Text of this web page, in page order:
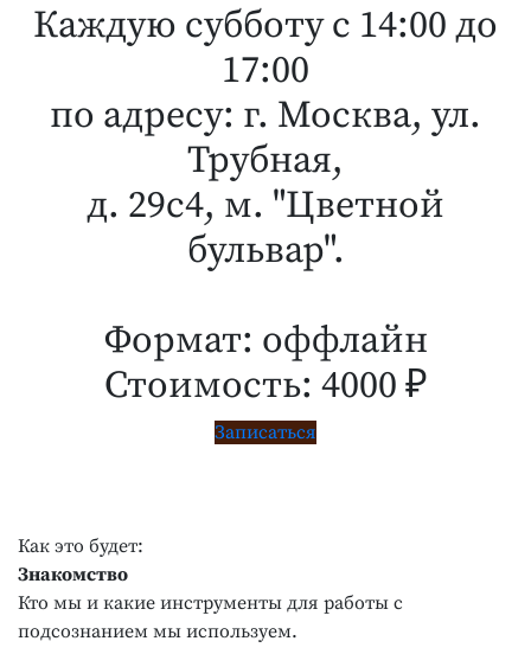
Каждую субботу с 14:00 до
17:00
по адресу: г. Москва, ул.
Трубная,
д. 29с4, м. "Цветной
бульвар".
Формат: оффлайн
Стоимость: 4000 ₽
Записаться
Как это будет:
Знакомство
Кто мы и какие инструменты для работы с
подсознанием мы используем.